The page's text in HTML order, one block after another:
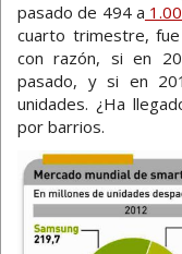
pasado de 494 a
cuarto trimestre,
con razón, si en
pasado, y si en
unidades. ¿Ha
por barrios.